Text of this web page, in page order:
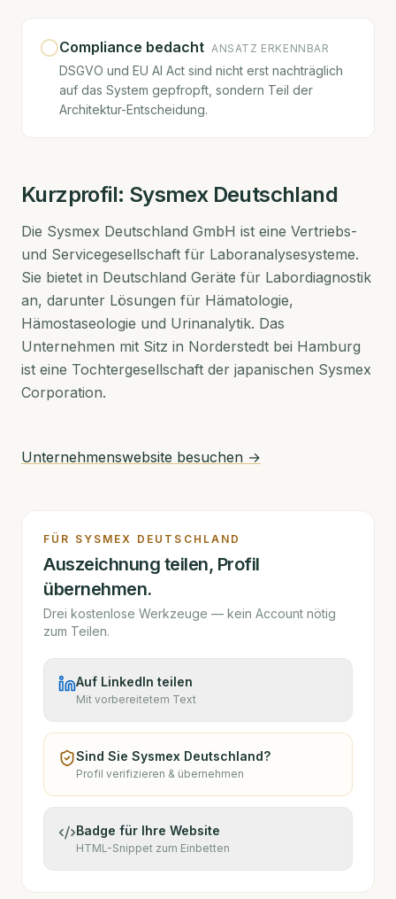
Compliance bedacht ANSATZ ERKENNBAR
DSGVO und EU AI Act sind nicht erst nachträglich
auf das System gepfropft, sondern Teil der
Architektur-Entscheidung.
Kurzprofil: Sysmex Deutschland
Die Sysmex Deutschland GmbH ist eine Vertriebs-
und Servicegesellschaft für Laboranalysesysteme.
Sie bietet in Deutschland Geräte für Labordiagnostik
an, darunter Lösungen für Hämatologie,
Hämostaseologie und Urinanalytik. Das
Unternehmen mit Sitz in Norderstedt bei Hamburg
ist eine Tochtergesellschaft der japanischen Sysmex
Corporation.
Unternehmenswebsite besuchen →
FÜR SYSMEX DEUTSCHLAND
Auszeichnung teilen, Profil
übernehmen.
Drei kostenlose Werkzeuge — kein Account nötig
zum Teilen.
Auf LinkedIn teilen
Mit vorbereitetem Text
Sind Sie Sysmex Deutschland?
Profil verifizieren & übernehmen
Badge für Ihre Website
HTML-Snippet zum Einbetten